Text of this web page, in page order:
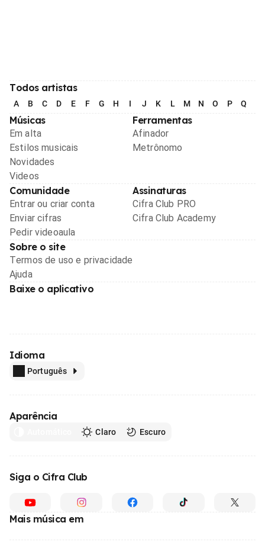
Todos artistas
A B C D E F G H I J K L M N O P Q
Músicas
Em alta
Estilos musicais
Novidades
Videos
Ferramentas
Afinador
Metrônomo
Comunidade
Entrar ou criar conta
Enviar cifras
Pedir videoaula
Assinaturas
Cifra Club PRO
Cifra Club Academy
Sobre o site
Termos de uso e privacidade
Ajuda
Baixe o aplicativo
Idioma
Português
Aparência
Claro Escuro
Siga o Cifra Club
Mais música em